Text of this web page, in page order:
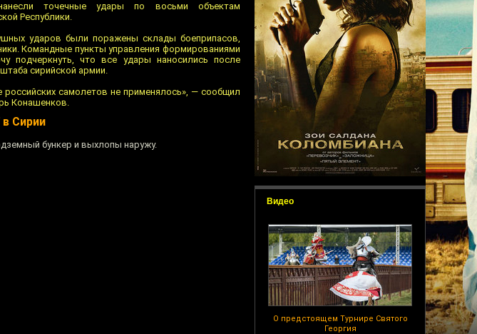
Видео
О предстоящем Турнире Святого
Георгия
точечные удары по восьми объектам
Республики.
ударов были поражены склады боеприпасов,
Командные пункты управления формированиями
подчеркнуть, что все удары наносились после
сирийской армии.
самолетов не применялось», — сообщил
Конашенков.
Сирии
бункер и выхлопы наружу.